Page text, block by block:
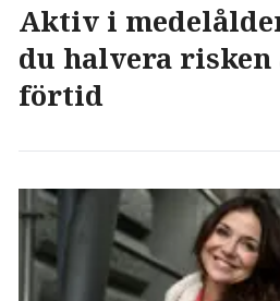
Aktiv i
du halvera risken
förtid